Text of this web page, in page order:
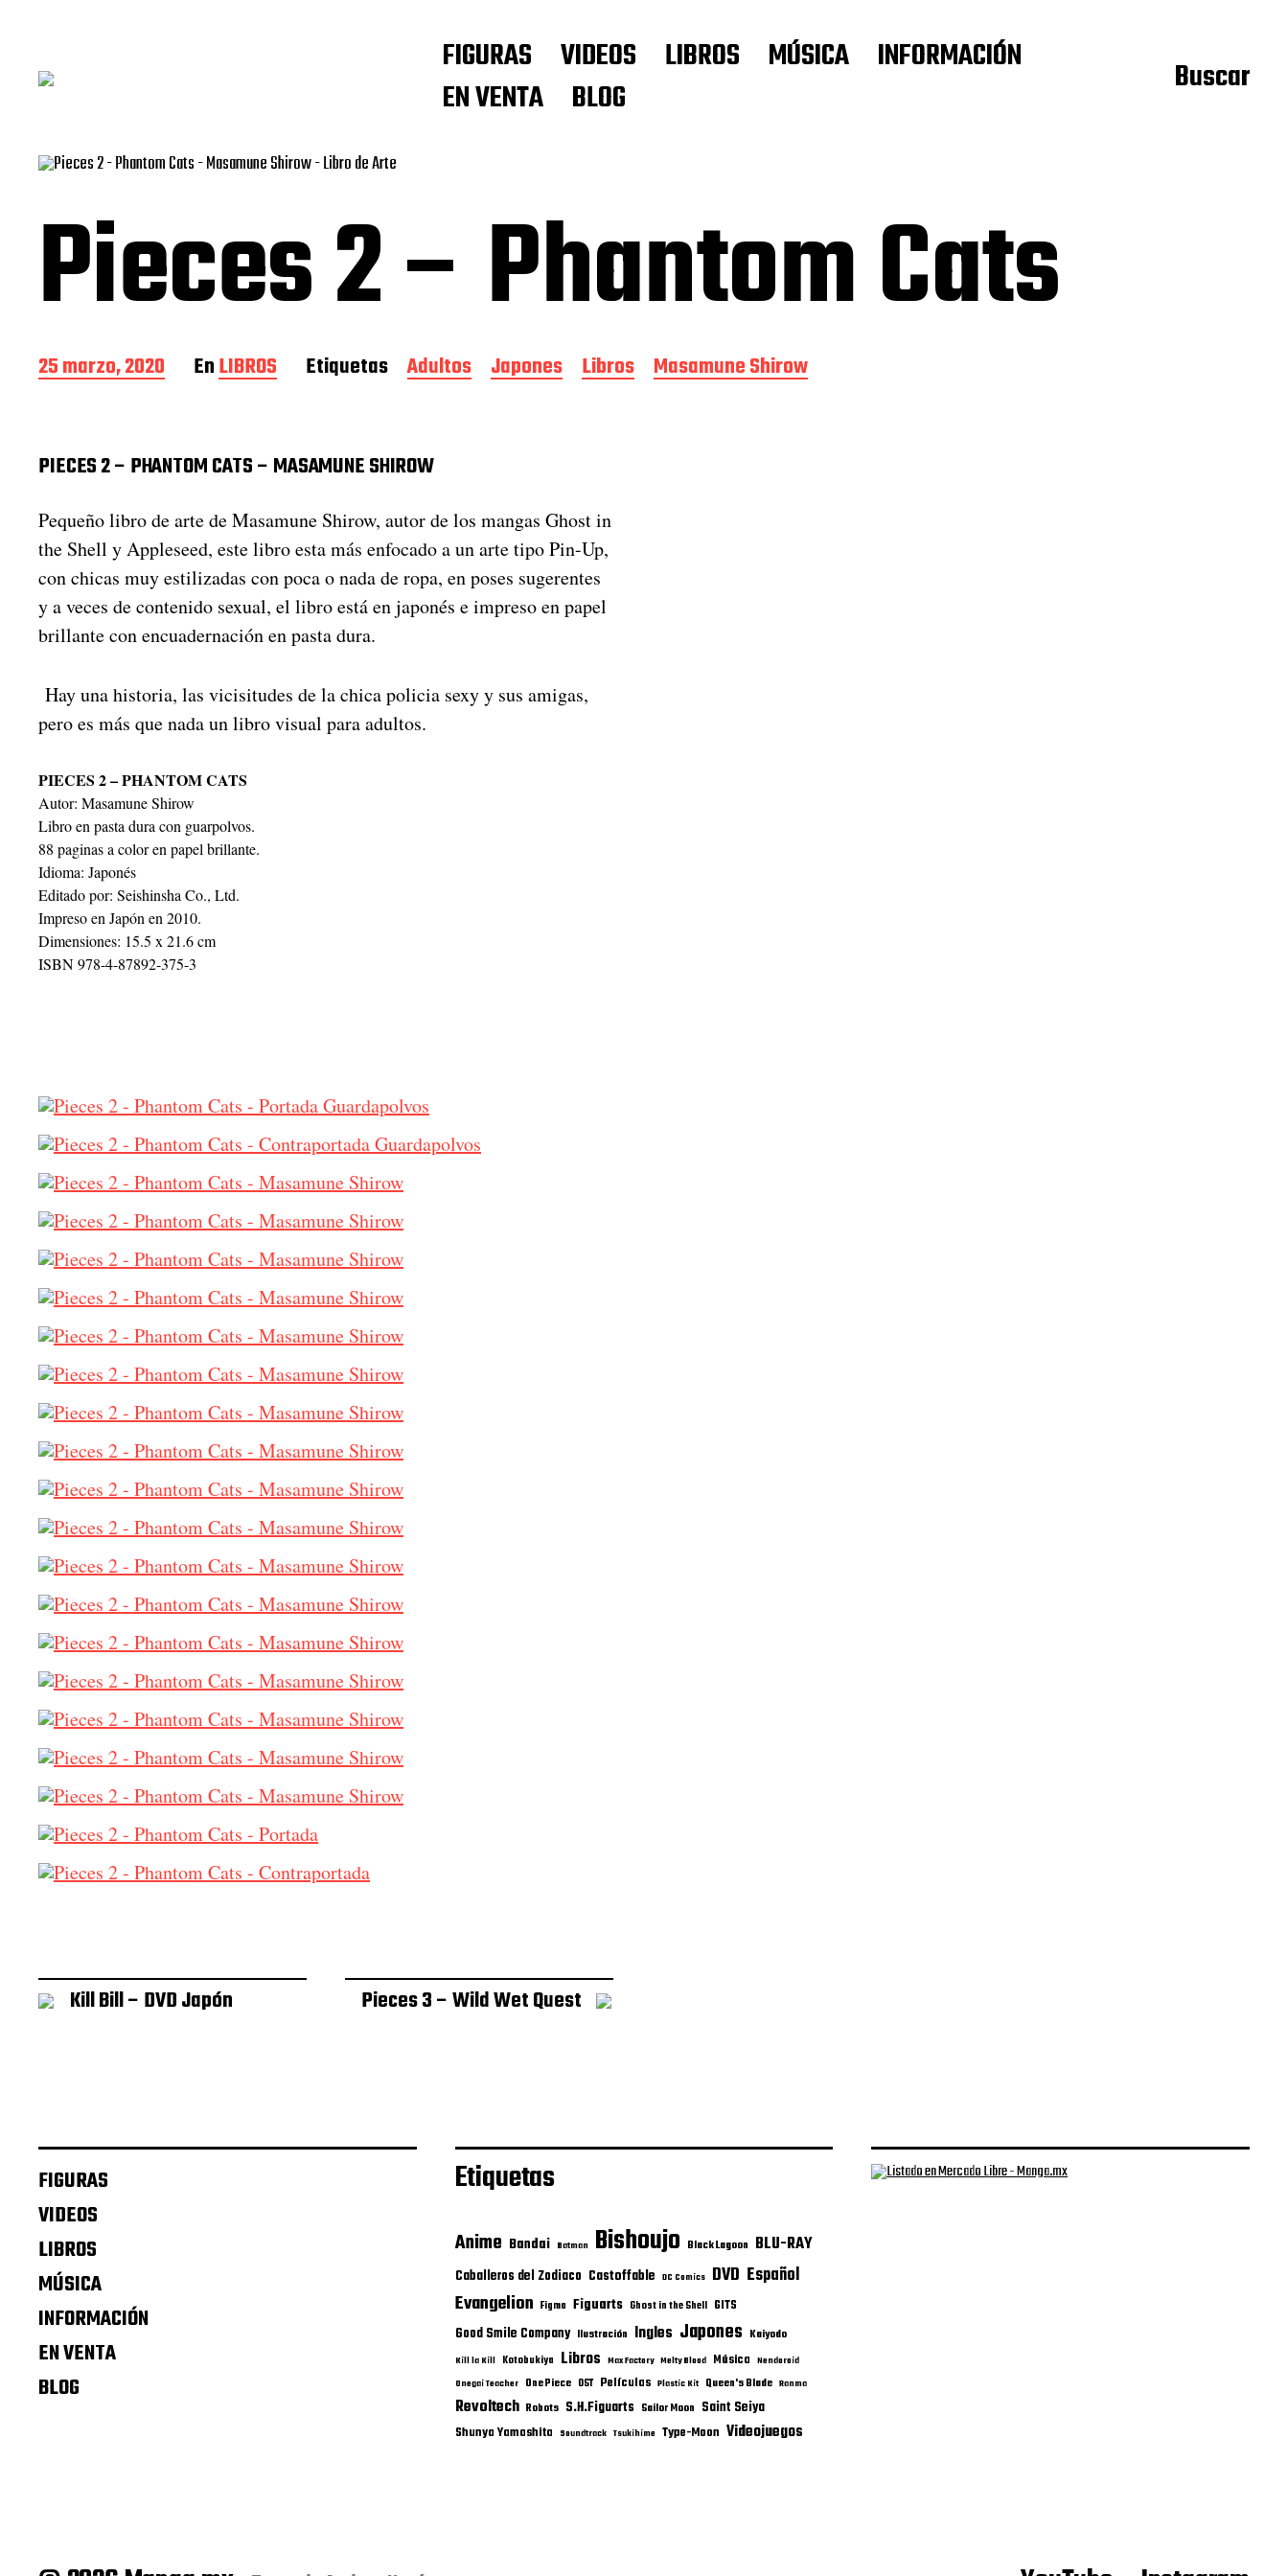
FIGURAS VIDEOS LIBROS MÚSICA
INFORMACIÓN
EN VENTA
BLOG Buscar
Pieces 2 – Phantom Cats
F
e
a
d
l
a
e
n
t
r
a
a
25 marzo, 2020 EnLIBROS Etiquetas Adultos Japones Libros Masamune Shirow
PIECES 2 – PHANTOM CATS – MASAMUNE SHIROW
Pequeño libro de arte de Masamune Shirow, autor de los mangas Ghost in
the Shell y Appleseed, este libro esta más enfocado a un arte tipo Pin-Up,
con chicas muy estilizadas con poca o nada de ropa, en poses sugerentes
y a veces de contenido sexual, el libro está en japonés e impreso en papel
brillante con encuadernación en pasta dura.
Hay una historia, las vicisitudes de la chica policia sexy y sus amigas,
pero es más que nada un libro visual para adultos.
PIECES 2 – PHANTOM CATS
Autor: Masamune Shirow
Libro en pasta dura con guarpolvos.
88 paginas a color en papel brillante.
Idioma: Japonés
Editado por: Seishinsha Co., Ltd.
Impreso en Japón en 2010.
Dimensiones: 15.5 x 21.6 cm
ISBN 978-4-87892-375-3
Kill Bill – DVD Japón Pieces 3 – Wild Wet Quest
FIGURAS
VIDEOS
LIBROS
MÚSICA
INFORMACIÓN
EN VENTA
BLOG
Etiquetas
Anime Bandai Batman Bishoujo Black Lagoon BLU-RAY
Caballeros del Zodiaco Castoffable DC Comics DVD Español
Evangelion Figma Figuarts Ghost in the Shell GITS
Good Smile Company Ilustración Ingles Japones Kaiyodo
Kill la Kill Kotobukiya Libros Max Factory Melty Blood Música Nendoroid
Onegai Teacher One Piece OST Películas Plastic Kit Queen's Blade Ranma
Revoltech Robots S.H.Figuarts Sailor Moon Saint Seiya
Shunya Yamashita Soundtrack Tsukihime Type-Moon Videojuegos